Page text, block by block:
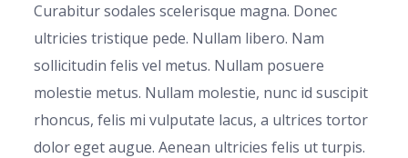
Curabitur sodales scelerisque magna. Donec
ultricies tristique pede. Nullam libero. Nam
sollicitudin felis vel metus. Nullam posuere
molestie metus. Nullam molestie, nunc id suscipit
rhoncus, felis mi vulputate lacus, a ultrices tortor
dolor eget augue. Aenean ultricies felis ut turpis.